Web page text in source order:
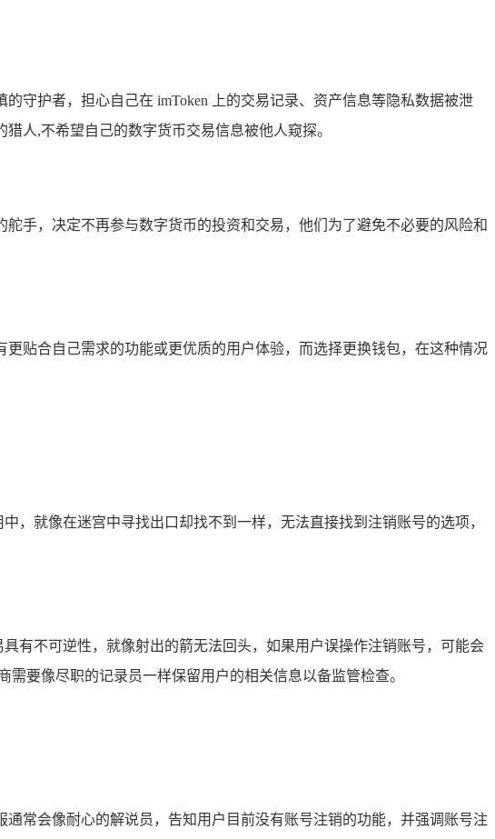
守护者，担心自己在 imToken 上的交易记录、资产信息等隐私数据被泄
人,不希望自己的数字货币交易信息被他人窥探。
手，决定不再参与数字货币的投资和交易，他们为了避免不必要的风险和
贴合自己需求的功能或更优质的用户体验，而选择更换钱包，在这种情况
，就像在迷宫中寻找出口却找不到一样，无法直接找到注销账号的选项，
有不可逆性，就像射出的箭无法回头，如果用户误操作注销账号，可能会
要像尽职的记录员一样保留用户的相关信息以备监管检查。
常会像耐心的解说员，告知用户目前没有账号注销的功能，并强调账号注